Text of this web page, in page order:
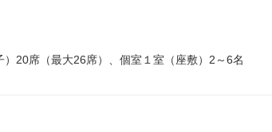
20席（最大26席）、個室１室（座敷）2～6名